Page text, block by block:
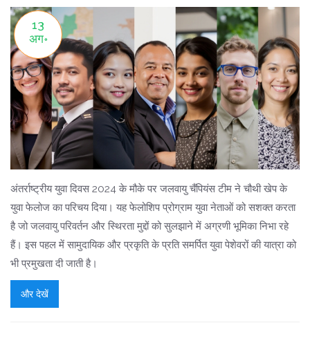
13
अग॰
अंतर्राष्ट्रीय युवा दिवस 2024 के मौके पर जलवायु चैंपियंस टीम ने चौथी खेप के
युवा फेलोज का परिचय दिया। यह फेलोशिप प्रोग्राम युवा नेताओं को सशक्त करता
है जो जलवायु परिवर्तन और स्थिरता मुद्दों को सुलझाने में अग्रणी भूमिका निभा रहे
हैं। इस पहल में सामुदायिक और प्रकृति के प्रति समर्पित युवा पेशेवरों की यात्रा को
भी प्रमुखता दी जाती है।
और देखें